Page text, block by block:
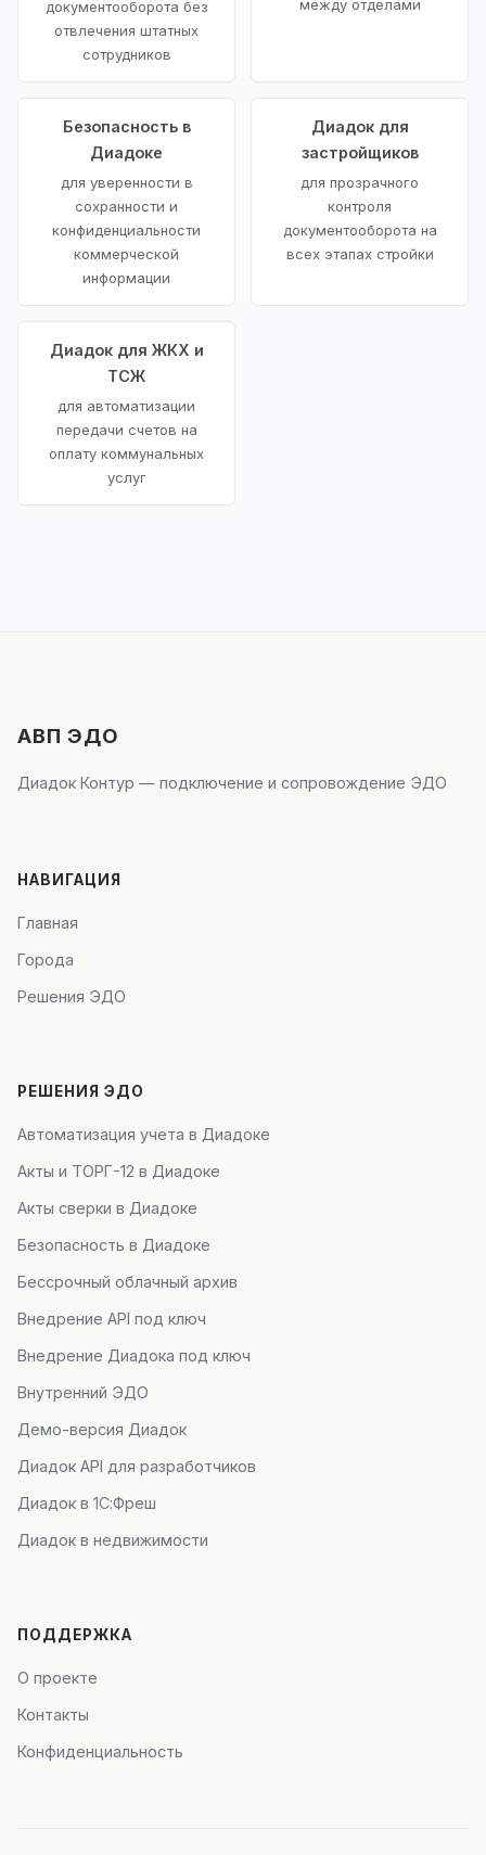
документооборота без
отвлечения штатных
сотрудников
между отделами
Безопасность в
Диадоке
для уверенности в
сохранности и
конфиденциальности
коммерческой
информации
Диадок для
застройщиков
для прозрачного
контроля
документооборота на
всех этапах стройки
Диадок для ЖКХ и
ТСЖ
для автоматизации
передачи счетов на
оплату коммунальных
услуг
АВП ЭДО
Диадок Контур — подключение и сопровождение ЭДО
НАВИГАЦИЯ
Главная
Города
Решения ЭДО
РЕШЕНИЯ ЭДО
Автоматизация учета в Диадоке
Акты и ТОРГ-12 в Диадоке
Акты сверки в Диадоке
Безопасность в Диадоке
Бессрочный облачный архив
Внедрение API под ключ
Внедрение Диадока под ключ
Внутренний ЭДО
Демо-версия Диадок
Диадок API для разработчиков
Диадок в 1С:Фреш
Диадок в недвижимости
ПОДДЕРЖКА
О проекте
Контакты
Конфиденциальность